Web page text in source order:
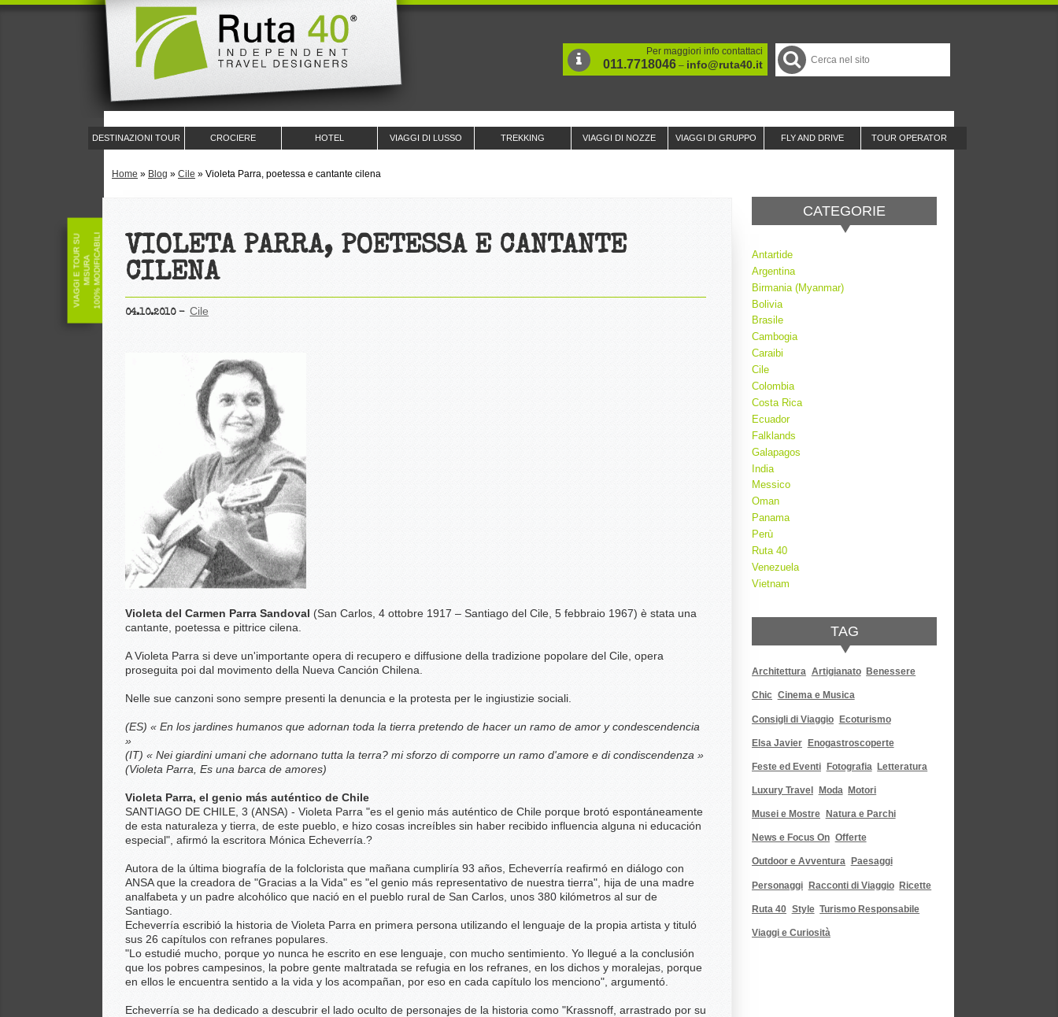
Per maggiori info contattaci
011.7718046 – info@ruta40.it
DESTINAZIONI TOUR CROCIERE HOTEL VIAGGI DI LUSSO TREKKING VIAGGI DI NOZZE VIAGGI DI GRUPPO FLY AND DRIVE TOUR OPERATOR
V
I
A
G
G
I
E
T
O
U
R
S
U
M
I
S
U
RA100% MODIFICABILI
Home » Blog » Cile » Violeta Parra, poetessa e cantante cilena
VIOLETA PARRA, POETESSA E CANTANTE
CILENA
04.10.2010 Cile
Violeta del Carmen Parra Sandoval (San Carlos, 4 ottobre 1917 – Santiago del Cile, 5 febbraio 1967) è stata una
cantante, poetessa e pittrice cilena.
A Violeta Parra si deve un'importante opera di recupero e diffusione della tradizione popolare del Cile, opera
proseguita poi dal movimento della Nueva Canción Chilena.
Nelle sue canzoni sono sempre presenti la denuncia e la protesta per le ingiustizie sociali.
(ES) « En los jardines humanos que adornan toda la tierra pretendo de hacer un ramo de amor y condescendencia
»
(IT) « Nei giardini umani che adornano tutta la terra? mi sforzo di comporre un ramo d'amore e di condiscendenza »
(Violeta Parra, Es una barca de amores)
Violeta Parra, el genio más auténtico de Chile
SANTIAGO DE CHILE, 3 (ANSA) - Violeta Parra "es el genio más auténtico de Chile porque brotó espontáneamente
de esta naturaleza y tierra, de este pueblo, e hizo cosas increíbles sin haber recibido influencia alguna ni educación
especial", afirmó la escritora Mónica Echeverría.?
Autora de la última biografía de la folclorista que mañana cumpliría 93 años, Echeverría reafirmó en diálogo con
ANSA que la creadora de "Gracias a la Vida" es "el genio más representativo de nuestra tierra", hija de una madre
analfabeta y un padre alcohólico que nació en el pueblo rural de San Carlos, unos 380 kilómetros al sur de
Santiago.
Echeverría escribió la historia de Violeta Parra en primera persona utilizando el lenguaje de la propia artista y tituló
sus 26 capítulos con refranes populares.
"Lo estudié mucho, porque yo nunca he escrito en ese lenguaje, con mucho sentimiento. Yo llegué a la conclusión
que los pobres campesinos, la pobre gente maltratada se refugia en los refranes, en los dichos y moralejas, porque
en ellos le encuentra sentido a la vida y los acompañan, por eso en cada capítulo los menciono", argumentó.
Echeverría se ha dedicado a descubrir el lado oculto de personajes de la historia como "Krassnoff, arrastrado por su
CATEGORIE
Antartide
Argentina
Birmania (Myanmar)
Bolivia
Brasile
Cambogia
Caraibi
Cile
Colombia
Costa Rica
Ecuador
Falklands
Galapagos
India
Messico
Oman
Panama
Perù
Ruta 40
Venezuela
Vietnam
TAG
Architettura Artigianato Benessere
Chic Cinema e Musica
Consigli di Viaggio Ecoturismo
Elsa Javier Enogastroscoperte
Feste ed Eventi Fotografia Letteratura
Luxury Travel Moda Motori
Musei e Mostre Natura e Parchi
News e Focus On Offerte
Outdoor e Avventura Paesaggi
Personaggi Racconti di Viaggio Ricette
Ruta 40 Style Turismo Responsabile
Viaggi e Curiosità